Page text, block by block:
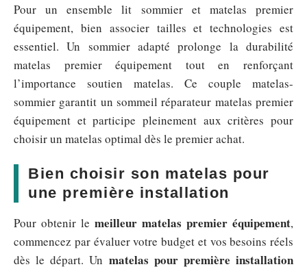
Pour un ensemble lit sommier et matelas premier
équipement, bien associer tailles et technologies est
essentiel. Un sommier adapté prolonge la durabilité
matelas premier équipement tout en renforçant
l’importance soutien matelas. Ce couple matelas-
sommier garantit un sommeil réparateur matelas premier
équipement et participe pleinement aux critères pour
choisir un matelas optimal dès le premier achat.
Bien choisir son matelas pour
une première installation
Pour obtenir le meilleur matelas premier équipement,
commencez par évaluer votre budget et vos besoins réels
dès le départ. Un matelas pour première installation